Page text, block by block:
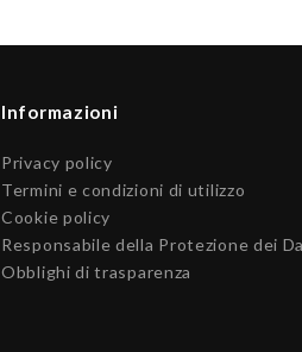
Informazioni
Privacy policy
Termini e condizioni di utilizzo
Cookie policy
Responsabile della Protezione dei
Obblighi di trasparenza